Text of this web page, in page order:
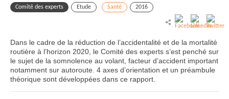
Comité des experts Etude Santé 2016
Dans le cadre de la réduction de l’accidentalité et de la mortalité
routière à l’horizon 2020, le Comité des experts s’est penché sur
le sujet de la somnolence au volant, facteur d’accident important
notamment sur autoroute. 4 axes d’orientation et un préambule
théorique sont développées dans ce rapport.